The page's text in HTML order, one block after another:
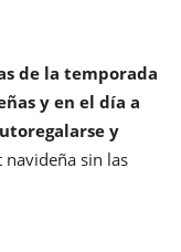
de la temporada
y en el día a
y
navideña sin las